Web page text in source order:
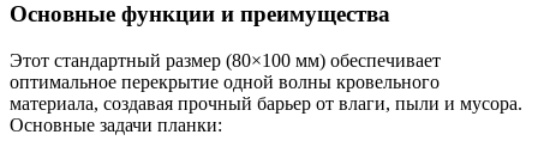
Основные функции и преимущества
Этот стандартный размер (80×100 мм) обеспечивает
оптимальное перекрытие одной волны кровельного
материала, создавая прочный барьер от влаги, пыли и мусора.
Основные задачи планки: